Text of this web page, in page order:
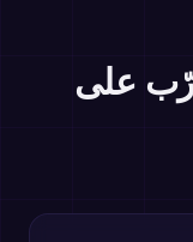
على